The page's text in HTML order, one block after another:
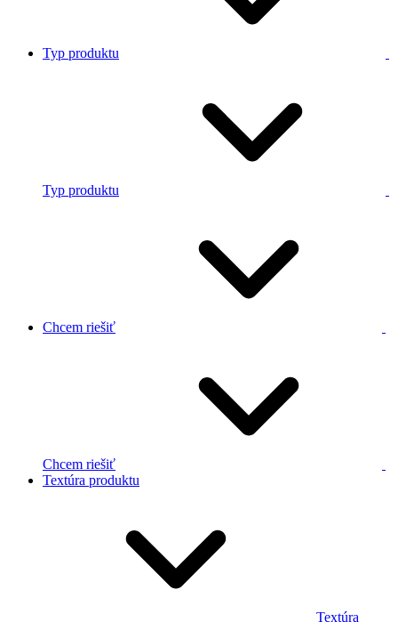
Typ produktu
Typ produktu
Chcem riešiť
Chcem riešiť
Textúra produktu
Textúra